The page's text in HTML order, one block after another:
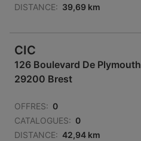
DISTANCE: 39,69 km
CIC
126 Boulevard De Plymouth
29200 Brest
OFFRES: 0
CATALOGUES: 0
DISTANCE: 42,94 km